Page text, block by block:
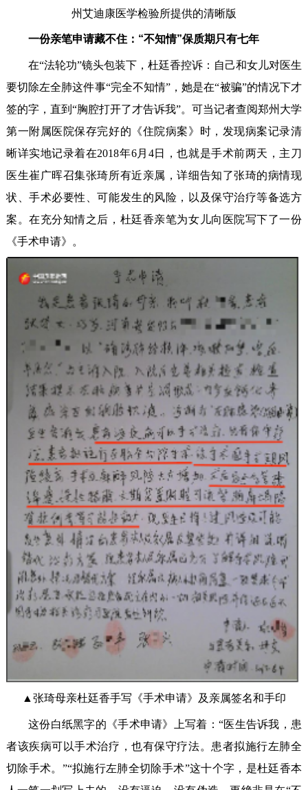
州艾迪康医学检验所提供的清晰版
一份亲笔申请藏不住：“不知情”保质期只有七年
在“法轮功”镜头包装下，杜廷香控诉：自己和女儿对医生
要切除左全肺这件事“完全不知情”，她是在“被骗”的情况下才
签的字，直到“胸腔打开了才告诉我”。可当记者查阅郑州大学
第一附属医院保存完好的《住院病案》时，发现病案记录清
晰详实地记录着在2018年6月4日，也就是手术前两天，主刀
医生崔广晖召集张琦所有近亲属，详细告知了张琦的病情现
状、手术必要性、可能发生的风险，以及保守治疗等备选方
案。在充分知情之后，杜廷香亲笔为女儿向医院写下了一份
《手术申请》。
▲张琦母亲杜廷香手写《手术申请》及亲属签名和手印
这份白纸黑字的《手术申请》上写着：“医生告诉我，患
者该疾病可以手术治疗，也有保守疗法。患者拟施行左肺全
切除手术。”“拟施行左肺全切除手术”这十个字，是杜廷香本